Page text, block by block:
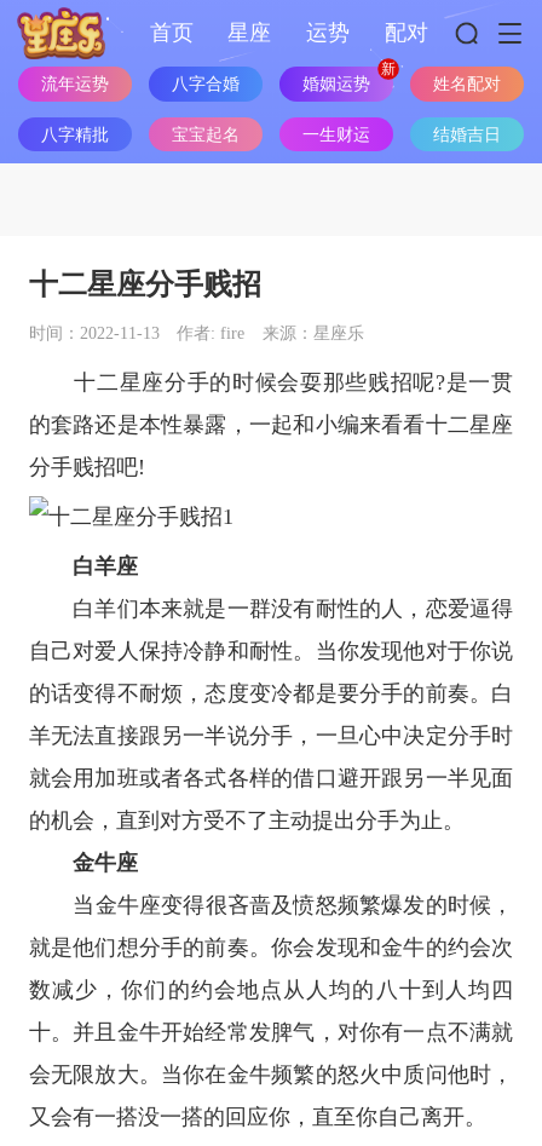
首页 星座 运势 配对
流年运势 八字合婚 婚姻运势 姓名配对
八字精批 宝宝起名 一生财运 结婚吉日
十二星座分手贱招
时间：2022-11-13 作者: fire 来源：星座乐
十二星座分手的时候会耍那些贱招呢?是一贯
的套路还是本性暴露，一起和小编来看看十二星座
分手贱招吧!
白羊座
白羊们本来就是一群没有耐性的人，恋爱逼得
自己对爱人保持冷静和耐性。当你发现他对于你说
的话变得不耐烦，态度变冷都是要分手的前奏。白
羊无法直接跟另一半说分手，一旦心中决定分手时
就会用加班或者各式各样的借口避开跟另一半见面
的机会，直到对方受不了主动提出分手为止。
金牛座
当金牛座变得很吝啬及愤怒频繁爆发的时候，
就是他们想分手的前奏。你会发现和金牛的约会次
数减少，你们的约会地点从人均的八十到人均四
十。并且金牛开始经常发脾气，对你有一点不满就
会无限放大。当你在金牛频繁的怒火中质问他时，
又会有一搭没一搭的回应你，直至你自己离开。